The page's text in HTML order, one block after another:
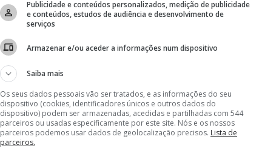
Publicidade e conteúdos personalizados, medição de publicidade
e conteúdos, estudos de audiência e desenvolvimento de
serviços
Armazenar e/ou aceder a informações num dispositivo
Saiba mais
Os seus dados pessoais vão ser tratados, e as informações do seu
dispositivo (cookies, identificadores únicos e outros dados do
dispositivo) podem ser armazenadas, acedidas e partilhadas com 544
parceiros ou usadas especificamente por este site. Nós e os nossos
parceiros podemos usar dados de geolocalização precisos. Lista de
parceiros.